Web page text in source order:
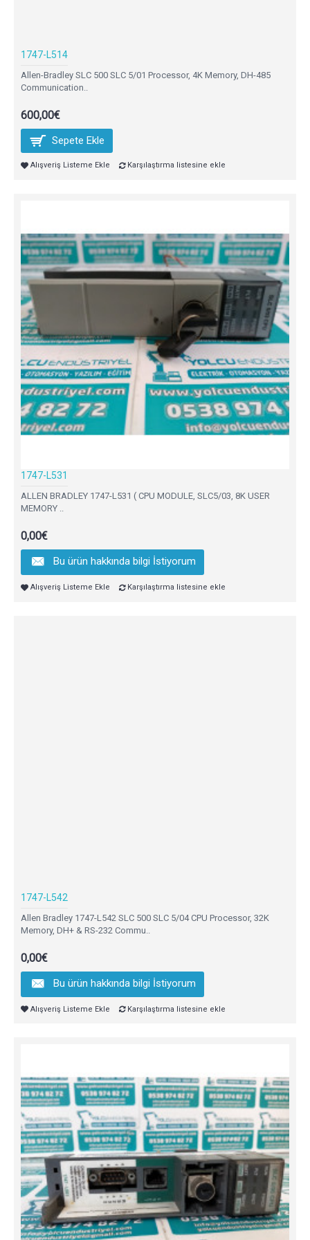
1747-L514
Allen-Bradley SLC 500 SLC 5/01 Processor, 4K Memory, DH-485
Communication..
600,00€
Sepete Ekle
Alışveriş Listeme Ekle Karşılaştırma listesine ekle
1747-L531
ALLEN BRADLEY 1747-L531 ( CPU MODULE, SLC5/03, 8K USER
MEMORY ..
0,00€
Bu ürün hakkında bilgi İstiyorum
Alışveriş Listeme Ekle Karşılaştırma listesine ekle
1747-L542
Allen Bradley 1747-L542 SLC 500 SLC 5/04 CPU Processor, 32K
Memory, DH+ & RS-232 Commu..
0,00€
Bu ürün hakkında bilgi İstiyorum
Alışveriş Listeme Ekle Karşılaştırma listesine ekle